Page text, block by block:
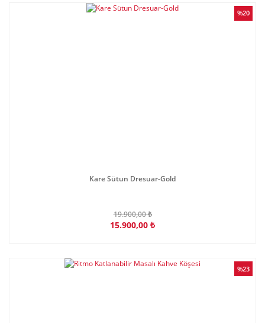
%20
Kare Sütun Dresuar-Gold
19.900,00 ₺
15.900,00 ₺
%23